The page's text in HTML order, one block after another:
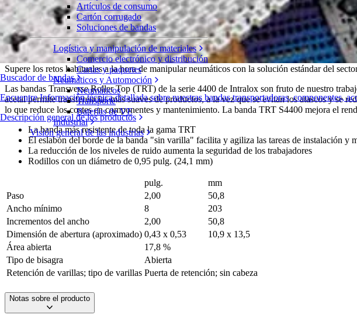
Buscador de bandas
Encuentre Información técnica detallada sobre nuestras bandas transportadoras, componentes,
Descripción general de los productos
Artículos de consumo
Cartón corrugado
Soluciones de bandas
Logística y manipulación de materiales
Comercio electrónico y distribución
Cartas y paquetes
Neumáticos y Automoción
Neumáticos
Transporte
Baterías de VE
Industrial
Visión general de las industrias
Transverse Roller Top™ (TRT™)
Serie 4400
Compartir Solicite un presupuesto
Supere los retos habituales a la hora de manipular neumáticos con la solución estándar del
Las bandas Transverse Roller Top (TRT) de la serie 4400 de Intralox son fruto de nuestro
acetal permite transferencias más suaves de productos, a la vez que se evitan los atascos y se
lo que reduce los costes en componentes y mantenimiento. La banda TRT S4400 mejora el
La banda más resistente de toda la gama TRT
El eslabón del borde de la banda "sin varilla" facilita y agiliza las tareas de instalación y
La reducción de los niveles de ruido aumenta la seguridad de los trabajadores
Rodillos con un diámetro de 0,95 pulg. (24,1 mm)
pulg.
mm
Paso
2,00
50,8
Ancho mínimo
8
203
Incrementos del ancho
2,00
50,8
Dimensión de abertura (aproximado) 0,43 x 0,53
10,9 x 13,5
Área abierta
17,8 %
Tipo de bisagra
Abierta
Retención de varillas; tipo de varillas Puerta de retención; sin cabeza
Notas sobre el producto